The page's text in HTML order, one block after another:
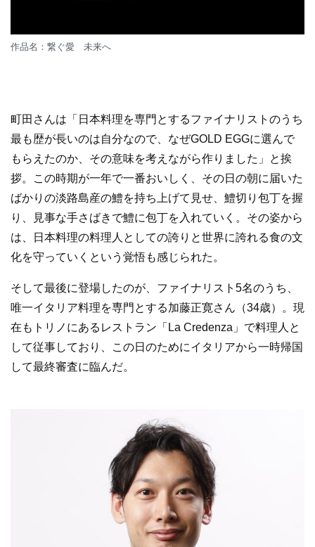
作品名：繋ぐ愛 未来へ
町田さんは「日本料理を専門とするファイナリストのうち
最も歴が長いのは自分なので、なぜGOLD EGGに選んで
もらえたのか、その意味を考えながら作りました」と挨
拶。この時期が一年で一番おいしく、その日の朝に届いた
ばかりの淡路島産の鱧を持ち上げて見せ、鱧切り包丁を握
り、見事な手さばきで鱧に包丁を入れていく。その姿から
は、日本料理の料理人としての誇りと世界に誇れる食の文
化を守っていくという覚悟も感じられた。
そして最後に登場したのが、ファイナリスト5名のうち、
唯一イタリア料理を専門とする加藤正寛さん（34歳）。現
在もトリノにあるレストラン「La Credenza」で料理人と
して従事しており、この日のためにイタリアから一時帰国
して最終審査に臨んだ。